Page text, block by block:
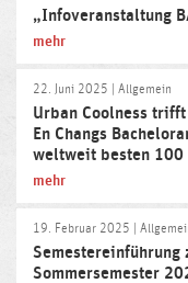
„Infoveranstaltung
mehr
22. Juni 2025 | Allgemein
Urban Coolness
En Changs
weltweit besten 100
mehr
19. Februar 2025 |
Semestereinführung
Sommersemester